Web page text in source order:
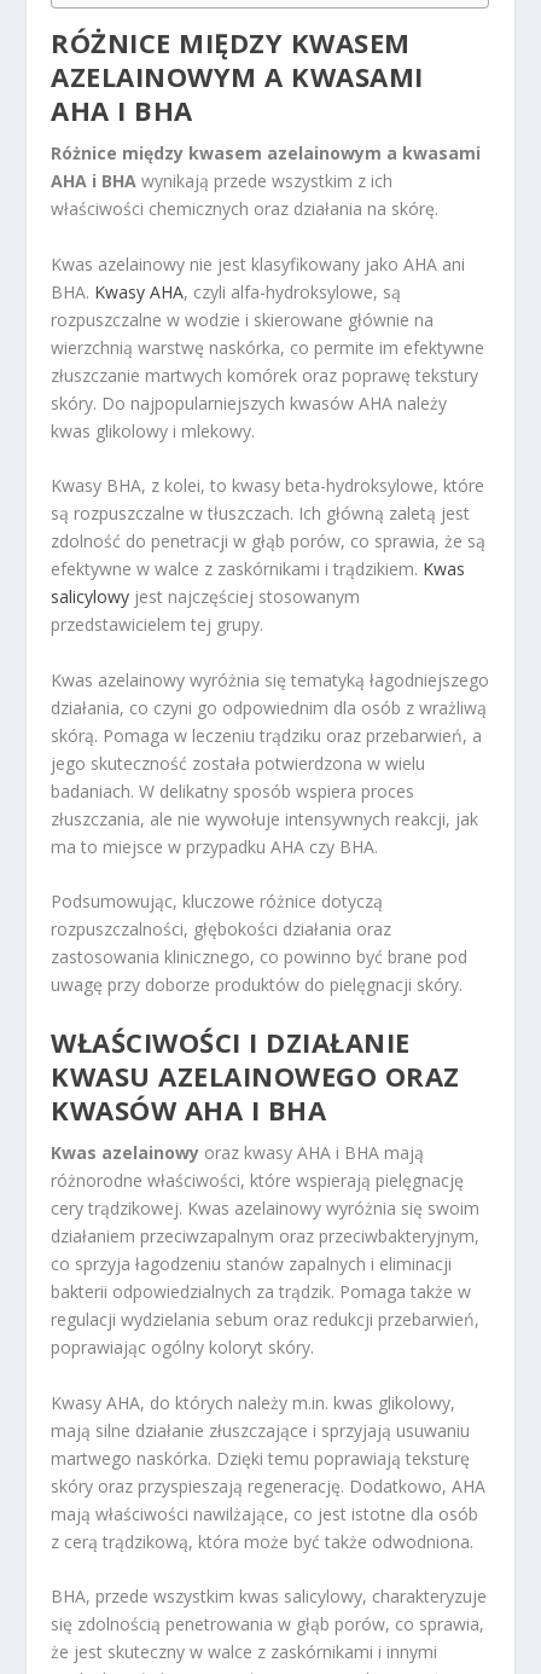
RÓŻNICE MIĘDZY KWASEM
AZELAINOWYM A KWASAMI
AHA I BHA
Różnice między kwasem azelainowym a kwasami
AHA i BHA wynikają przede wszystkim z ich
właściwości chemicznych oraz działania na skórę.
Kwas azelainowy nie jest klasyfikowany jako AHA ani
BHA. Kwasy AHA, czyli alfa-hydroksylowe, są
rozpuszczalne w wodzie i skierowane głównie na
wierzchnią warstwę naskórka, co permite im efektywne
złuszczanie martwych komórek oraz poprawę tekstury
skóry. Do najpopularniejszych kwasów AHA należy
kwas glikolowy i mlekowy.
Kwasy BHA, z kolei, to kwasy beta-hydroksylowe, które
są rozpuszczalne w tłuszczach. Ich główną zaletą jest
zdolność do penetracji w głąb porów, co sprawia, że są
efektywne w walce z zaskórnikami i trądzikiem. Kwas
salicylowy jest najczęściej stosowanym
przedstawicielem tej grupy.
Kwas azelainowy wyróżnia się tematyką łagodniejszego
działania, co czyni go odpowiednim dla osób z wrażliwą
skórą. Pomaga w leczeniu trądziku oraz przebarwień, a
jego skuteczność została potwierdzona w wielu
badaniach. W delikatny sposób wspiera proces
złuszczania, ale nie wywołuje intensywnych reakcji, jak
ma to miejsce w przypadku AHA czy BHA.
Podsumowując, kluczowe różnice dotyczą
rozpuszczalności, głębokości działania oraz
zastosowania klinicznego, co powinno być brane pod
uwagę przy doborze produktów do pielęgnacji skóry.
WŁAŚCIWOŚCI I DZIAŁANIE
KWASU AZELAINOWEGO ORAZ
KWASÓW AHA I BHA
Kwas azelainowy oraz kwasy AHA i BHA mają
różnorodne właściwości, które wspierają pielęgnację
cery trądzikowej. Kwas azelainowy wyróżnia się swoim
działaniem przeciwzapalnym oraz przeciwbakteryjnym,
co sprzyja łagodzeniu stanów zapalnych i eliminacji
bakterii odpowiedzialnych za trądzik. Pomaga także w
regulacji wydzielania sebum oraz redukcji przebarwień,
poprawiając ogólny koloryt skóry.
Kwasy AHA, do których należy m.in. kwas glikolowy,
mają silne działanie złuszczające i sprzyjają usuwaniu
martwego naskórka. Dzięki temu poprawiają teksturę
skóry oraz przyspieszają regenerację. Dodatkowo, AHA
mają właściwości nawilżające, co jest istotne dla osób
z cerą trądzikową, która może być także odwodniona.
BHA, przede wszystkim kwas salicylowy, charakteryzuje
się zdolnością penetrowania w głąb porów, co sprawia,
że jest skuteczny w walce z zaskórnikami i innymi